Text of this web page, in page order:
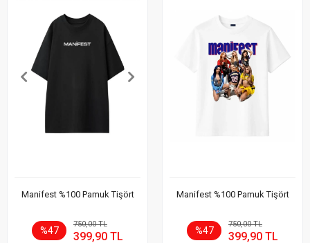
Manifest %100 Pamuk Tişört
%47
750,00 TL
399,90 TL
Manifest %100 Pamuk Tişört
%47
750,00 TL
399,90 TL